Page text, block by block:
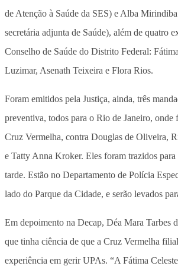
de Atenção à Saúde da SES) e Alba
secretária adjunta de Saúde), além de quatro
Conselho de Saúde do Distrito Federal:
Luzimar, Asenath Teixeira e Flora Rios.
Foram emitidos pela Justiça, ainda, três
preventiva, todos para o Rio de Janeiro, onde
Cruz Vermelha, contra Douglas de Oliveira,
e Tatty Anna Kroker. Eles foram trazidos
tarde. Estão no Departamento de Polícia
lado do Parque da Cidade, e serão levados
Em depoimento na Decap, Déa Mara Tarbes
que tinha ciência de que a Cruz Vermelha
experiência em gerir UPAs. “A Fátima